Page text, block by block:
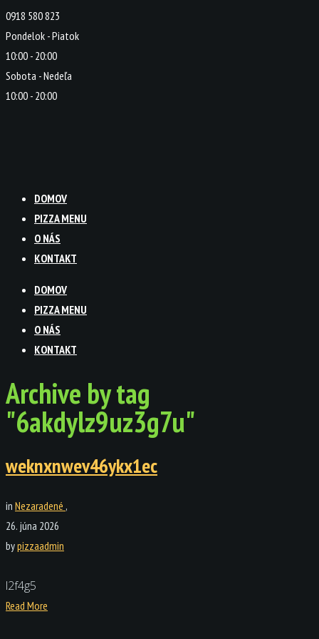
0918 580 823
Pondelok - Piatok
10:00 - 20:00
Sobota - Nedeľa
10:00 - 20:00
DOMOV
PIZZA MENU
O NÁS
KONTAKT
DOMOV
PIZZA MENU
O NÁS
KONTAKT
Archive by tag
"6akdylz9uz3g7u"
weknxnwev46ykx1ec
in Nezaradené ,
26. júna 2026
bypizzaadmin
l2f4g5
Read More